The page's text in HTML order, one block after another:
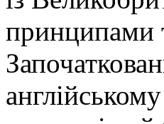
принципами